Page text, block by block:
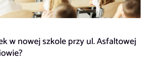
w nowej szkole przy ul. Asfaltowej